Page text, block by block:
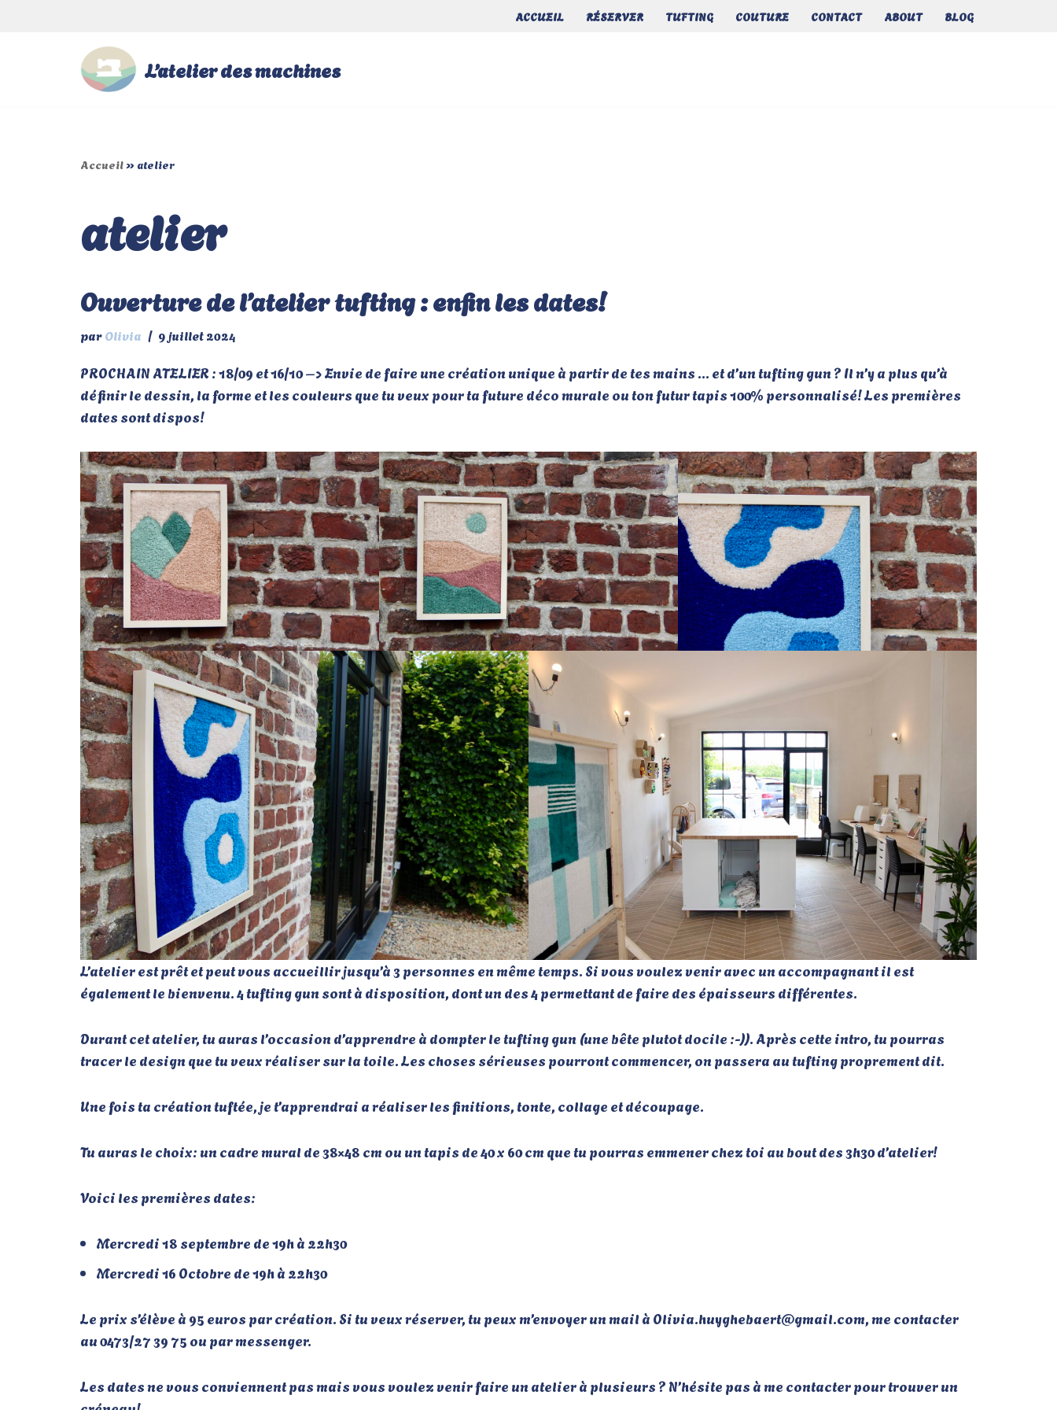
ACCUEIL RÉSERVER TUFTING COUTURE CONTACT ABOUT BLOG
L’atelier des machines
Accueil» atelier
atelier
Ouverture de l’atelier tufting : enfin les dates!
parOlivia 9 juillet 2024
PROCHAIN ATELIER : 18/09 et 16/10 –> Envie de faire une création unique à partir de tes mains … et d’un tufting gun ? Il n’y a plus qu’à
définir le dessin, la forme et les couleurs que tu veux pour ta future déco murale ou ton futur tapis 100% personnalisé! Les premières
dates sont dispos!
L’atelier est prêt et peut vous accueillir jusqu’à 3 personnes en même temps. Si vous voulez venir avec un accompagnant il est
également le bienvenu. 4 tufting gun sont à disposition, dont un des 4 permettant de faire des épaisseurs différentes.
Durant cet atelier, tu auras l’occasion d’apprendre à dompter le tufting gun (une bête plutot docile :-)). Après cette intro, tu pourras
tracer le design que tu veux réaliser sur la toile. Les choses sérieuses pourront commencer, on passera au tufting proprement dit.
Une fois ta création tuftée, je t’apprendrai a réaliser les finitions, tonte, collage et découpage.
Tu auras le choix: un cadre mural de 38×48 cm ou un tapis de 40 x 60 cm que tu pourras emmener chez toi au bout des 3h30 d’atelier!
Voici les premières dates:
Mercredi 18 septembre de 19h à 22h30
Mercredi 16 Octobre de 19h à 22h30
Le prix s’élève à 95 euros par création. Si tu veux réserver, tu peux m’envoyer un mail à Olivia.huyghebaert@gmail.com, me contacter
au 0473/27 39 75 ou par messenger.
Les dates ne vous conviennent pas mais vous voulez venir faire un atelier à plusieurs ? N’hésite pas à me contacter pour trouver un